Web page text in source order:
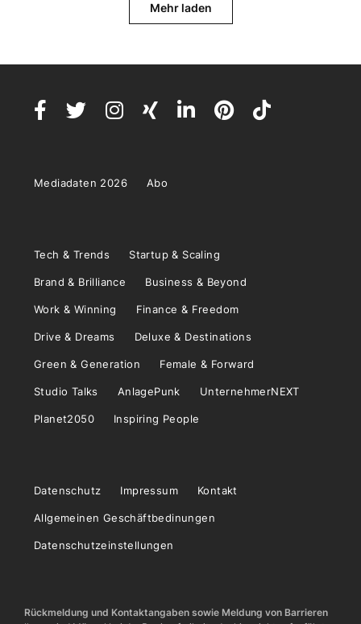
Mehr laden
Mediadaten 2026 Abo
Tech & Trends Startup & Scaling
Brand & Brilliance Business & Beyond
Work & Winning Finance & Freedom
Drive & Dreams Deluxe & Destinations
Green & Generation Female & Forward
Studio Talks AnlagePunk UnternehmerNEXT
Planet2050 Inspiring People
Datenschutz Impressum Kontakt
Allgemeinen Geschäftbedinungen
Datenschutzeinstellungen
Rückmeldung und Kontaktangaben sowie Meldung von Barrieren